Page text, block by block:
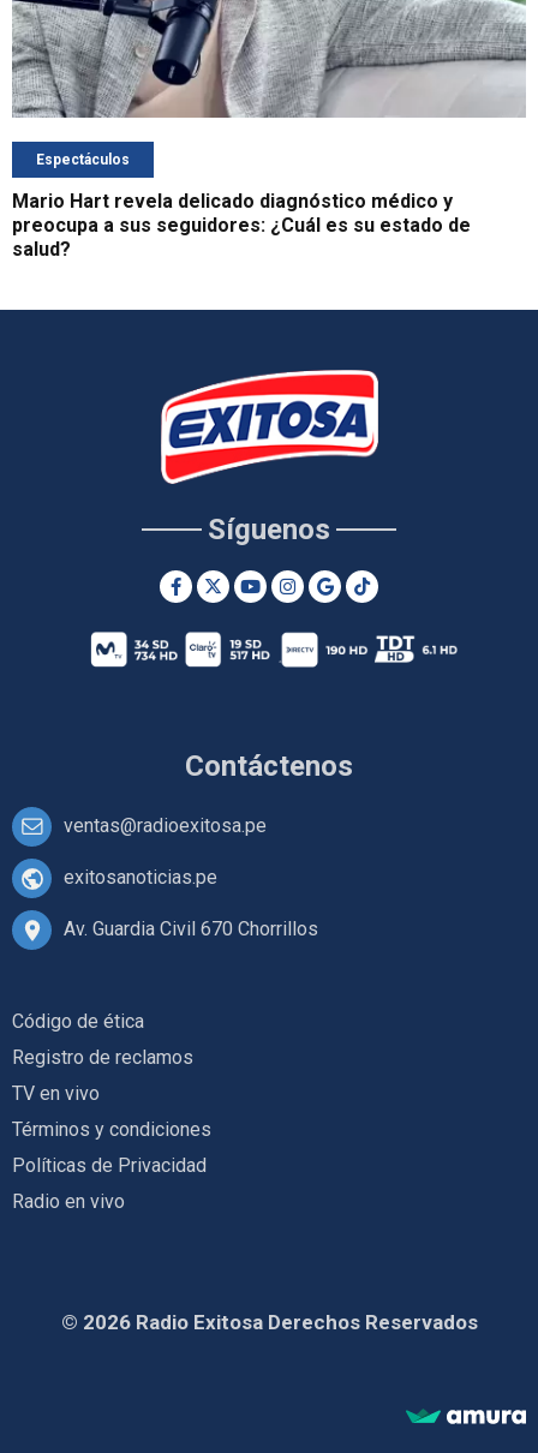
Espectáculos
Mario Hart revela delicado diagnóstico médico y
preocupa a sus seguidores: ¿Cuál es su estado de
salud?
Contáctenos
ventas@radioexitosa.pe
exitosanoticias.pe
Av. Guardia Civil 670 Chorrillos
Síguenos
Código de ética
Registro de reclamos
TV en vivo
Términos y condiciones
Políticas de Privacidad
Radio en vivo
© 2026 Radio Exitosa Derechos Reservados